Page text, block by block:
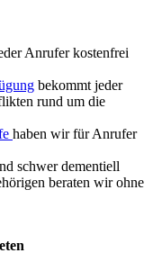
Anrufer kostenfrei
bekommt jeder
rund um die
haben wir für Anrufer
schwer dementiell
beraten wir ohne